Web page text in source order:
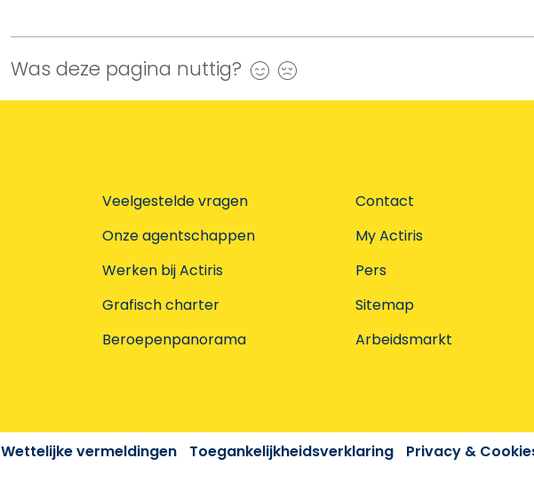
Was deze pagina nuttig? Ja
Veelgestelde vragen
Onze agentschappen
Werken bij Actiris
Grafisch charter
Beroepenpanorama
Contact
My Actiris
Pers
Sitemap
Arbeidsmarkt
Wettelijke vermeldingen Toegankelijkheidsverklaring Privacy &